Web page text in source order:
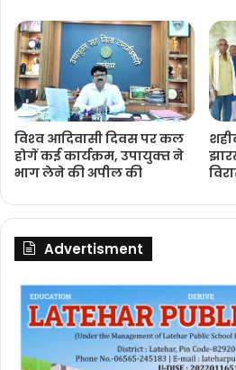
विश्‍व आदिवासी दिवस पर कल
होगें कई कार्यक्रम, उपायुक्‍त ने
भाग लेने की अपील की
Advertisment